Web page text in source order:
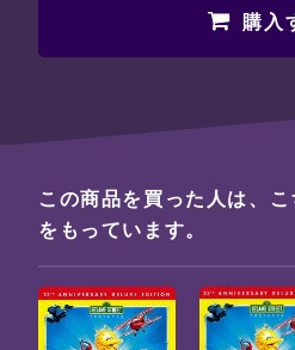
購入
この商品を買った人は、
をもっています。